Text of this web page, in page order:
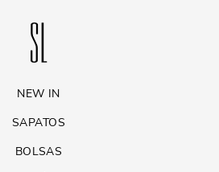
NEW IN
SAPATOS
BOLSAS